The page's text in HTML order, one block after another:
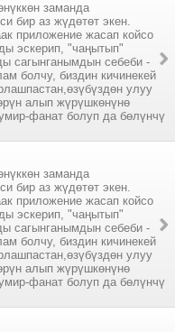
заманда
бир аз жүдөтөт экен.
приложение жасап койсо
эскерип, "чаңытып"
сагынганымдын себеби -
болчу, биздин кичинекей
улуу
алып жүрүшкөнүнө
фанат болуп да бөлүнчү
заманда
бир аз жүдөтөт экен.
приложение жасап койсо
эскерип, "чаңытып"
сагынганымдын себеби -
болчу, биздин кичинекей
улуу
алып жүрүшкөнүнө
фанат болуп да бөлүнчү